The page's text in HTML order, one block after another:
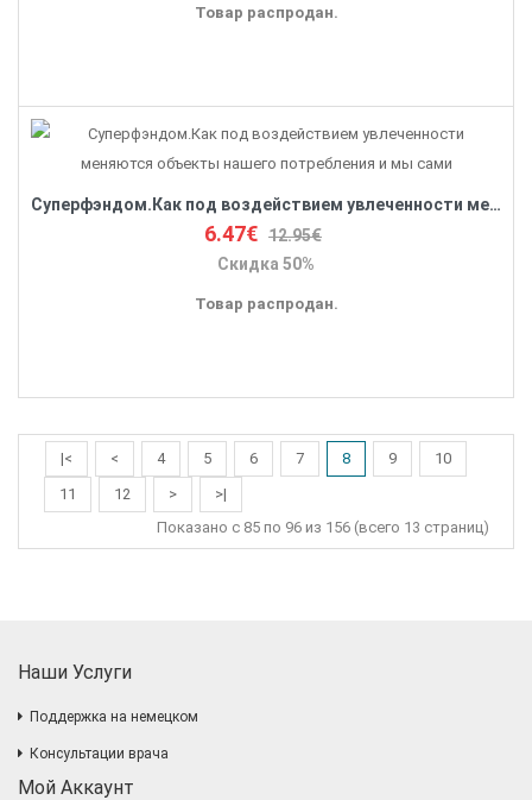
Товар распродан.
Суперфэндом.Как под воздействием увлеченности меняются объекты нашего потребления и мы сами
6.47€ 12.95€
Скидка 50%
Товар распродан.
|< < 4 5 6 7 8 9
10
11
12 >
>|
Показано с 85 по 96 из 156 (всего 13 страниц)
Наши Услуги
Поддержка на немецком
Консультации врача
Мой Аккаунт